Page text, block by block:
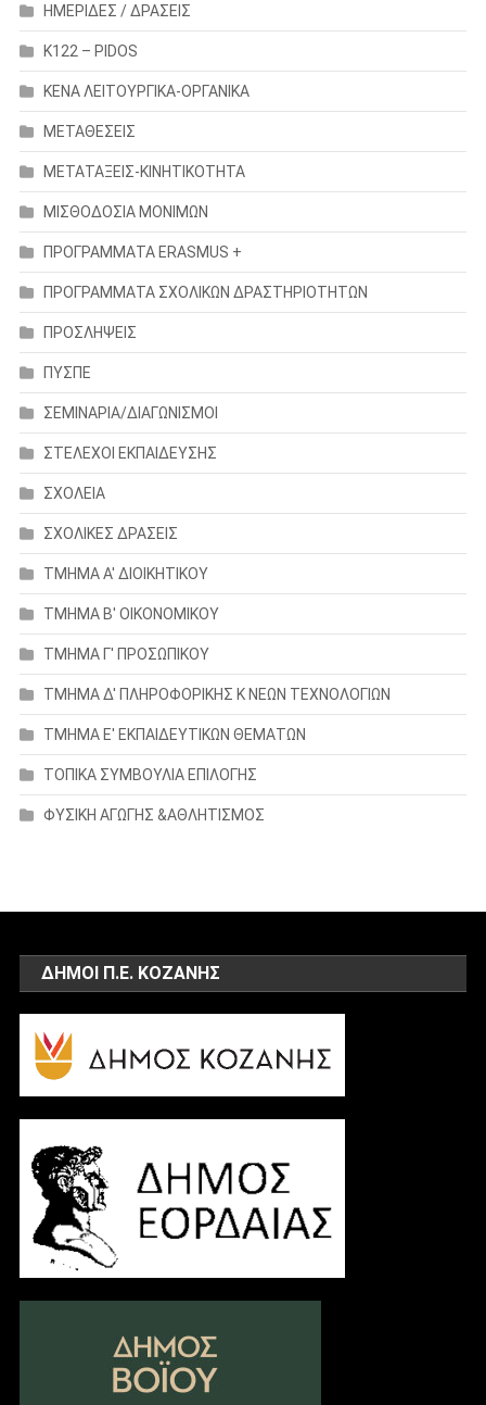
ΗΜΕΡΙΔΕΣ / ΔΡΑΣΕΙΣ
Κ122 – PIDOS
ΚΕΝΑ ΛΕΙΤΟΥΡΓΙΚΑ-ΟΡΓΑΝΙΚΑ
ΜΕΤΑΘΕΣΕΙΣ
ΜΕΤΑΤΑΞΕΙΣ-ΚΙΝΗΤΙΚΟΤΗΤΑ
ΜΙΣΘΟΔΟΣΙΑ ΜΟΝΙΜΩΝ
ΠΡΟΓΡΑΜΜΑΤΑ ERASMUS +
ΠΡΟΓΡΑΜΜΑΤΑ ΣΧΟΛΙΚΩΝ ΔΡΑΣΤΗΡΙΟΤΗΤΩΝ
ΠΡΟΣΛΗΨΕΙΣ
ΠΥΣΠΕ
ΣΕΜΙΝΑΡΙΑ/ΔΙΑΓΩΝΙΣΜΟΙ
ΣΤΕΛΕΧΟΙ ΕΚΠΑΙΔΕΥΣΗΣ
ΣΧΟΛΕΙΑ
ΣΧΟΛΙΚΕΣ ΔΡΑΣΕΙΣ
ΤΜΗΜΑ Α' ΔΙΟΙΚΗΤΙΚΟΥ
ΤΜΗΜΑ Β' ΟΙΚΟΝΟΜΙΚΟΥ
ΤΜΗΜΑ Γ' ΠΡΟΣΩΠΙΚΟΥ
ΤΜΗΜΑ Δ' ΠΛΗΡΟΦΟΡΙΚΗΣ Κ ΝΕΩΝ ΤΕΧΝΟΛΟΓΙΩΝ
ΤΜΗΜΑ Ε' ΕΚΠΑΙΔΕΥΤΙΚΩΝ ΘΕΜΑΤΩΝ
ΤΟΠΙΚΑ ΣΥΜΒΟΥΛΙΑ ΕΠΙΛΟΓΗΣ
ΦΥΣΙΚΗ ΑΓΩΓΗΣ &ΑΘΛΗΤΙΣΜΟΣ
ΔΗΜΟΙ Π.Ε. ΚΟΖΑΝΗΣ